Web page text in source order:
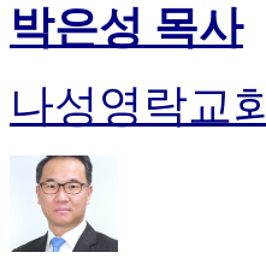
박은성 목사
나성영락교회